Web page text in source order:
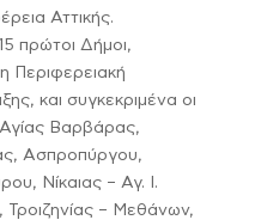
Αττικής.
πρώτοι Δήμοι,
Περιφερειακή
και συγκεκριμένα οι
Βαρβάρας,
Ασπροπύργου,
Νίκαιας – Αγ. Ι.
– Μεθάνων,